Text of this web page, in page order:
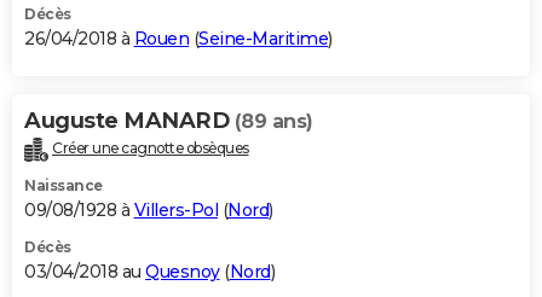
Décès
26/04/2018 à Rouen (Seine-Maritime)
Auguste MANARD (89 ans)
Créer une cagnotte obsèques
Naissance
09/08/1928 à Villers-Pol (Nord)
Décès
03/04/2018 au Quesnoy(Nord)